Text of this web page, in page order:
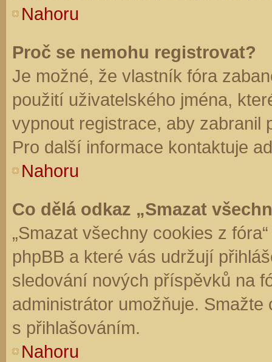
Nahoru
Proč se nemohu registrovat?
Je možné, že vlastník fóra
použití uživatelského jména,
vypnout registrace, aby zabranil
Pro další informace kontaktuje
Nahoru
Co dělá odkaz „Smazat
„Smazat všechny cookies z
phpBB a které vás udržují
sledování nových příspěvků na
administrátor umožňuje.
s přihlašováním.
Nahoru